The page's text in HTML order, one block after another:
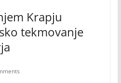
Krapju
tekmovanje